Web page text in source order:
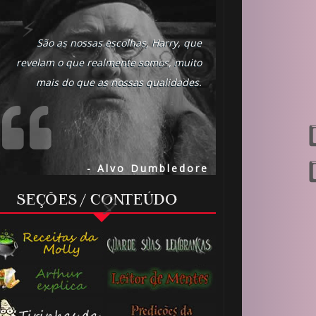
São as nossas escolhas, Harry, que
revelam o que realmente somos, muito
mais do que as nossas qualidades.
- Alvo Dumbledore
SEÇÕES / CONTEÚDO
⚡